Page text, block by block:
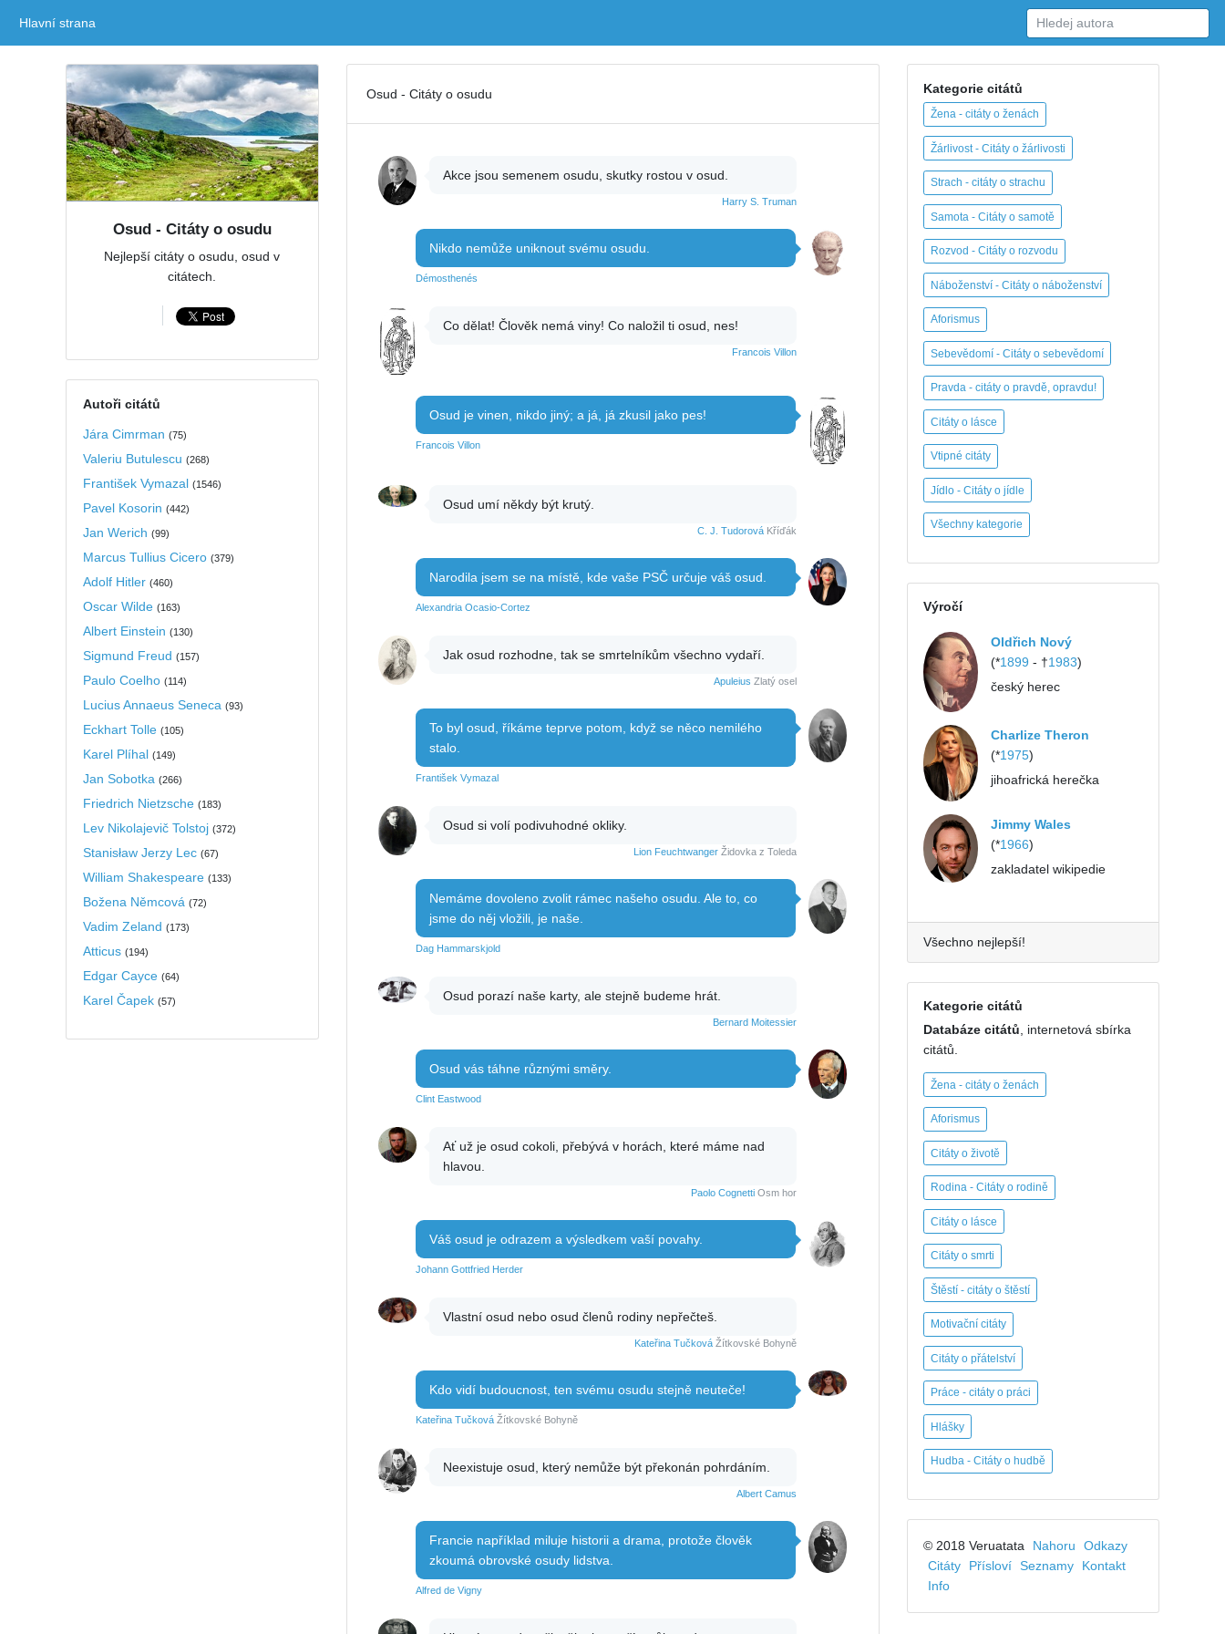
Hlavní strana
Osud - Citáty o osudu
Nejlepší citáty o osudu, osud v
citátech.
Autoři citátů
Jára Cimrman (75)
Valeriu Butulescu (268)
František Vymazal (1546)
Pavel Kosorin (442)
Jan Werich (99)
Marcus Tullius Cicero (379)
Adolf Hitler (460)
Oscar Wilde (163)
Albert Einstein (130)
Sigmund Freud (157)
Paulo Coelho (114)
Lucius Annaeus Seneca (93)
Eckhart Tolle (105)
Karel Plíhal (149)
Jan Sobotka (266)
Friedrich Nietzsche (183)
Lev Nikolajevič Tolstoj (372)
Stanisław Jerzy Lec (67)
William Shakespeare (133)
Božena Němcová (72)
Vadim Zeland (173)
Atticus (194)
Edgar Cayce (64)
Karel Čapek (57)
Osud - Citáty o osudu
Akce jsou semenem osudu, skutky rostou v osud.
Harry S. Truman
Nikdo nemůže uniknout svému osudu.
Démosthenés
Co dělat! Člověk nemá viny! Co naložil ti osud, nes!
Francois Villon
Osud je vinen, nikdo jiný; a já, já zkusil jako pes!
Francois Villon
Osud umí někdy být krutý.
C. J. TudorováKříďák
Narodila jsem se na místě, kde vaše PSČ určuje váš osud.
Alexandria Ocasio-Cortez
Jak osud rozhodne, tak se smrtelníkům všechno vydaří.
Apuleius Zlatý osel
To byl osud, říkáme teprve potom, když se něco nemilého
stalo.
František Vymazal
Osud si volí podivuhodné okliky.
Lion FeuchtwangerŽidovka z Toleda
Nemáme dovoleno zvolit rámec našeho osudu. Ale to, co
jsme do něj vložili, je naše.
Dag Hammarskjold
Osud porazí naše karty, ale stejně budeme hrát.
Bernard Moitessier
Osud vás táhne různými směry.
Clint Eastwood
Ať už je osud cokoli, přebývá v horách, které máme nad
hlavou.
Paolo CognettiOsm hor
Váš osud je odrazem a výsledkem vaší povahy.
Johann Gottfried Herder
Vlastní osud nebo osud členů rodiny nepřečteš.
Kateřina TučkováŽítkovské Bohyně
Kdo vidí budoucnost, ten svému osudu stejně neuteče!
Kateřina TučkováŽítkovské Bohyně
Neexistuje osud, který nemůže být překonán pohrdáním.
Albert Camus
Francie například miluje historii a drama, protože člověk
zkoumá obrovské osudy lidstva.
Alfred de Vigny
Kategorie citátů
Žena - citáty o ženách
Žárlivost - Citáty o žárlivosti
Strach - citáty o strachu
Samota - Citáty o samotě
Rozvod - Citáty o rozvodu
Náboženství - Citáty o náboženství
Aforismus
Sebevědomí - Citáty o sebevědomí
Pravda - citáty o pravdě, opravdu!
Citáty o lásce
Vtipné citáty
Jídlo - Citáty o jídle
Všechny kategorie
Výročí
Oldřich Nový
(*1899 - †1983)
český herec
Charlize Theron
(*1975)
jihoafrická herečka
Jimmy Wales
(*1966)
zakladatel wikipedie
Všechno nejlepší!
Kategorie citátů
Databáze citátů , internetová sbírka
citátů.
Žena - citáty o ženách
Aforismus
Citáty o životě
Rodina - Citáty o rodině
Citáty o lásce
Citáty o smrti
Štěstí - citáty o štěstí
Motivační citáty
Citáty o přátelství
Práce - citáty o práci
Hlášky
Hudba - Citáty o hudbě
© 2018 Veruatata Nahoru
Odkazy
Citáty
Přísloví Seznamy
Kontakt
Info